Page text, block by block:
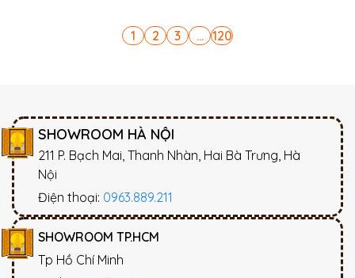
1 2 3 ... 120
SHOWROOM HÀ NỘI
211 P. Bạch Mai, Thanh Nhàn, Hai Bà Trưng, Hà
Nội
Điện thoại: 0963.889.211
SHOWROOM TP.HCM
Tp Hồ Chí Minh